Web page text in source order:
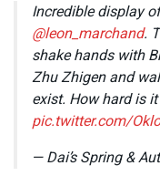
Incredible display
@leon_marchand.
shake hands with
Zhu Zhigen and
exist. How hard is
pic.twitter.com/
— Dai’s Spring &